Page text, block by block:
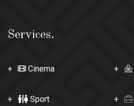
Services.
Cinema
Sport